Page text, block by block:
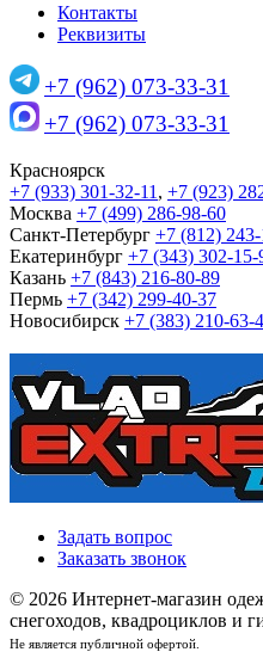
Контакты
Реквизиты
+7 (962) 073-33-31
+7 (962) 073-33-31
Красноярск
+7 (933) 301-32-11 , +7 (923)
Москва +7 (499) 286-98-60
Санкт-Петербург +7 (812)
Екатеринбург +7 (343) 302-15-
Казань +7 (843) 216-80-89
Пермь +7 (342) 299-40-37
Новосибирск +7 (383) 210-63-
Задать вопрос
Заказать звонок
© 2026 Интернет-магазин
снегоходов, квадроциклов и
Не является публичной офертой.